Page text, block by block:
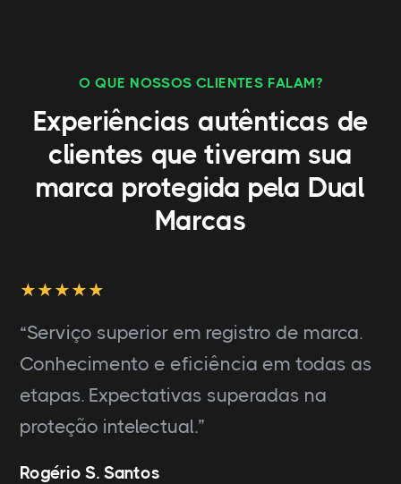
O QUE NOSSOS CLIENTES FALAM?
Experiências autênticas de
clientes que tiveram sua
marca protegida pela Dual
Marcas
“Serviço superior em registro de marca.
Conhecimento e eficiência em todas as
etapas. Expectativas superadas na
proteção intelectual.”
Rogério S. Santos